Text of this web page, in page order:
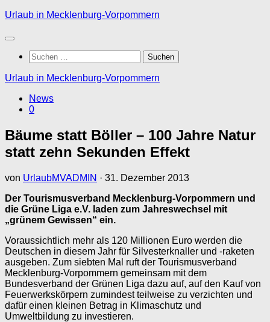
Zum
springen
Urlaub in Mecklenburg-Vorpommern
Suchen
nach:
Urlaub in Mecklenburg-Vorpommern
News
0
Bäume statt Böller – 100 Jahre Natur
statt zehn Sekunden Effekt
von UrlaubMVADMIN · 31. Dezember 2013
Der Tourismusverband Mecklenburg-Vorpommern und
die Grüne Liga e.V. laden zum Jahreswechsel mit
„grünem Gewissen“ ein.
Voraussichtlich mehr als 120 Millionen Euro werden die
Deutschen in diesem Jahr für Silvesterknaller und -raketen
ausgeben. Zum siebten Mal ruft der Tourismusverband
Mecklenburg-Vorpommern gemeinsam mit dem
Bundesverband der Grünen Liga dazu auf, auf den Kauf von
Feuerwerkskörpern zumindest teilweise zu verzichten und
dafür einen kleinen Betrag in Klimaschutz und
Umweltbildung zu investieren.